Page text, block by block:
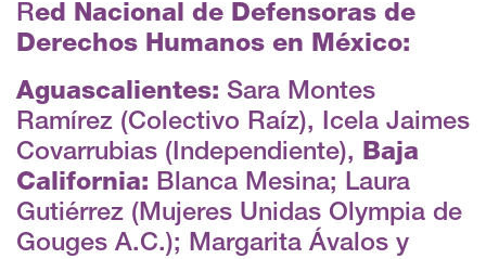
Red Nacional de Defensoras de
Derechos Humanos en México:
Aguascalientes: Sara Montes
Ramírez (Colectivo Raíz), Icela Jaimes
Covarrubias (Independiente), Baja
California: Blanca Mesina; Laura
Gutiérrez (Mujeres Unidas Olympia de
Gouges A.C.); Margarita Ávalos y